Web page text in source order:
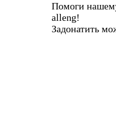
Помоги
alleng!
Задонатить